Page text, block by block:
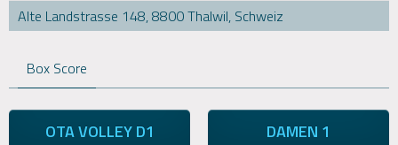
Alte Landstrasse 148, 8800 Thalwil, Schweiz
Box Score
OTA VOLLEY D1 DAMEN 1